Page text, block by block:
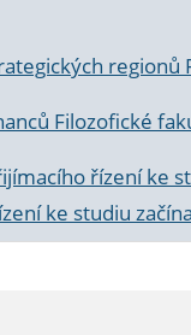
Filozofické
řízení ke
ke studiu